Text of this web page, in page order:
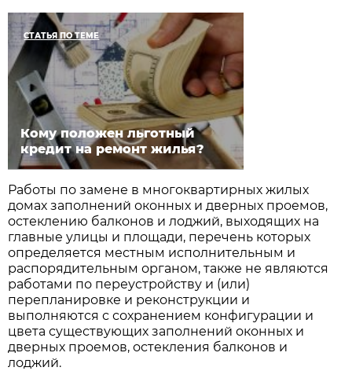
СТАТЬЯ ПО ТЕМЕ
Кому положен льготный
кредит на ремонт жилья?
Работы по замене в многоквартирных жилых
домах заполнений оконных и дверных проемов,
остеклению балконов и лоджий, выходящих на
главные улицы и площади, перечень которых
определяется местным исполнительным и
распорядительным органом, также не являются
работами по переустройству и (или)
перепланировке и реконструкции и
выполняются с сохранением конфигурации и
цвета существующих заполнений оконных и
дверных проемов, остекления балконов и
лоджий.